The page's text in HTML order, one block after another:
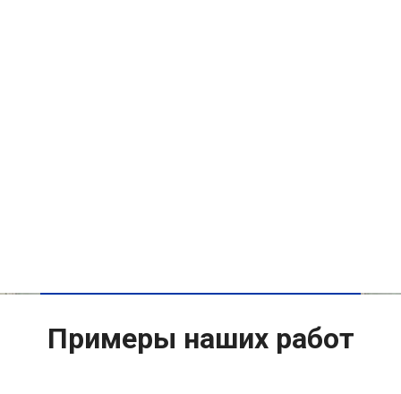
Примеры наших работ